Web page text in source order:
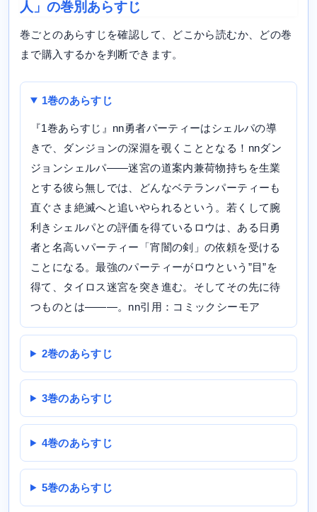
人」の巻別あらすじ
巻ごとのあらすじを確認して、どこから読むか、どの巻
まで購入するかを判断できます。
1巻のあらすじ
『1巻あらすじ』nn勇者パーティーはシェルパの導
きで、ダンジョンの深淵を覗くこととなる！nnダン
ジョンシェルパ――迷宮の道案内兼荷物持ちを生業
とする彼ら無しでは、どんなベテランパーティーも
直ぐさま絶滅へと追いやられるという。若くして腕
利きシェルパとの評価を得ているロウは、ある日勇
者と名高いパーティー「宵闇の剣」の依頼を受ける
ことになる。最強のパーティーがロウという”目”を
得て、タイロス迷宮を突き進む。そしてその先に待
つものとは―――。nn引用：コミックシーモア
2巻のあらすじ
3巻のあらすじ
4巻のあらすじ
5巻のあらすじ